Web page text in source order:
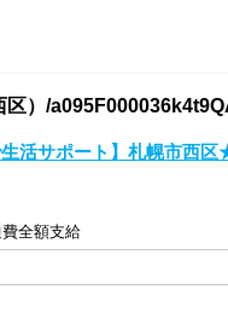
区）/
生活サポート】札幌市西
全額支給